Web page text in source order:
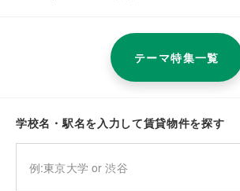
テーマ特集一覧
学校名・駅名を入力して賃貸物件を探す